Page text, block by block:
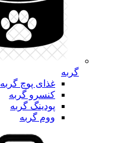
گربه
غذای پوچ گربه
کنسرو گربه
پودینگ گربه
ووم گربه